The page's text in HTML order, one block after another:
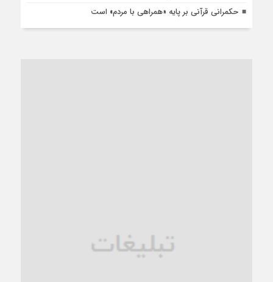
حکمرانی قرآنی بر پایه «همراهی با مردم» است